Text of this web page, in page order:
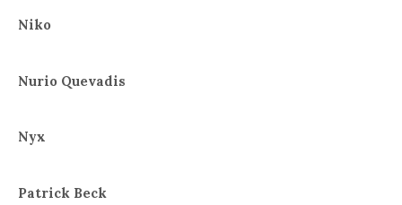
Niko
Nurio Quevadis
Nyx
Patrick Beck